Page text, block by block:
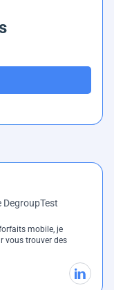
mobile, je
vous trouver des